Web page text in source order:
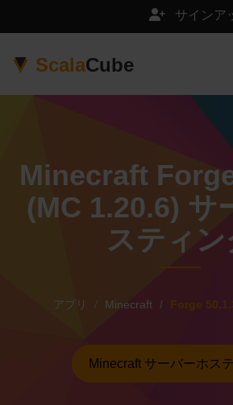
サインア
ScalaCube
Minecraft
(MC 1.20.6) サ
スティン
アプリ Minecraft Forge
Minecraft サーバーホス